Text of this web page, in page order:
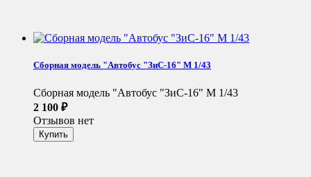
Сборная модель "Автобус "ЗиС-16" М 1/43
Сборная модель "Автобус "ЗиС-16" М 1/43
2 100 ₽
Отзывов нет